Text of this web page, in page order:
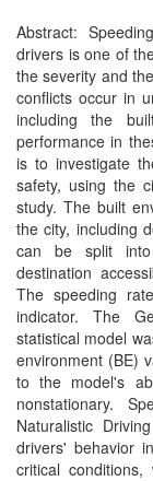
Abstract:
drivers is one of
the severity and
conflicts occur in
including the
performance in
is to investigate
safety, using the
study. The built
the city, including
can be split into
destination
The speeding
indicator. The
statistical model
environment (BE)
to the model's
nonstationary.
Naturalistic
drivers' behavior
critical